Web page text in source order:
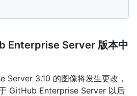
Enterprise Server 版本中
3.10 的图像将发生更改，
GitHub Enterprise Server 以后